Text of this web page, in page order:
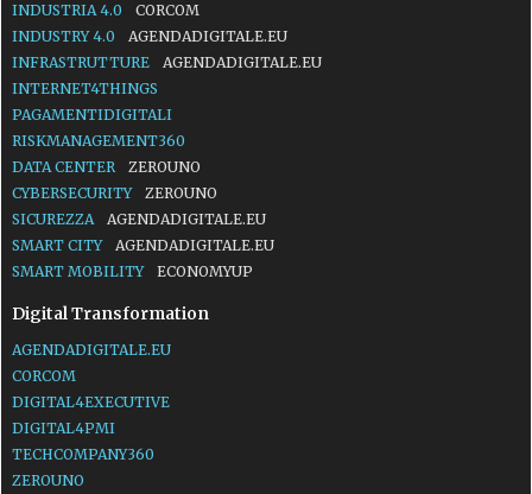
INDUSTRIA 4.0
CORCOM
INDUSTRY 4.0
AGENDADIGITALE.EU
INFRASTRUTTURE
AGENDADIGITALE.EU
INTERNET4THINGS
PAGAMENTIDIGITALI
RISKMANAGEMENT360
DATA CENTER
ZEROUNO
CYBERSECURITY
ZEROUNO
SICUREZZA
AGENDADIGITALE.EU
SMART CITY
AGENDADIGITALE.EU
SMART MOBILITY
ECONOMYUP
Digital Transformation
AGENDADIGITALE.EU
CORCOM
DIGITAL4EXECUTIVE
DIGITAL4PMI
TECHCOMPANY360
ZEROUNO